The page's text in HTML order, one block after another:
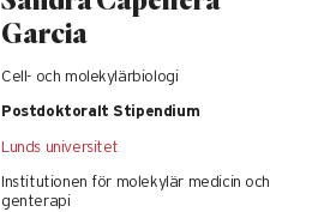
Garcia
Cell- och molekylärbiologi
Postdoktoralt Stipendium
Lunds universitet
Institutionen för molekylär medicin och
genterapi